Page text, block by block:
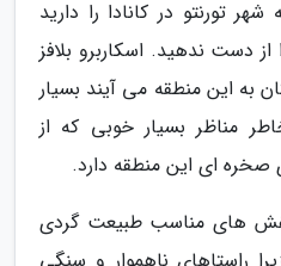
تورنتو در کانادا را دارید
دست ندهید. اسکاربرو بلافز
به این منطقه می آیند بسیار
مناظر بسیار خوبی که از
صخره ای این منطقه دارد.
های مناسب طبیعت گردی